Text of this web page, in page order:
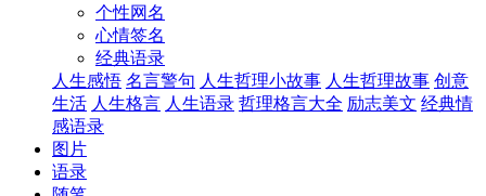
个性网名
心情签名
经典语录
人生感悟 名言警句 人生哲理小故事 人生哲理故事 创意
生活 人生格言 人生语录 哲理格言大全 励志美文 经典情
感语录
图片
语录